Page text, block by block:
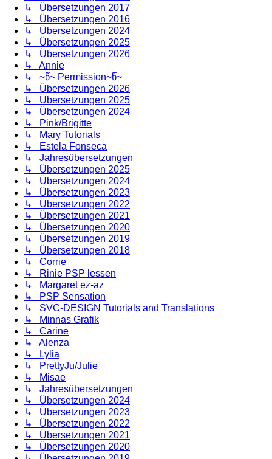
↳ Übersetzungen 2017
↳ Übersetzungen 2016
↳ Übersetzungen 2024
↳ Übersetzungen 2025
↳ Übersetzungen 2026
↳ Annie
↳ ~წ~ Permission~წ~
↳ Übersetzungen 2026
↳ Übersetzungen 2025
↳ Übersetzungen 2024
↳ Pink/Brigitte
↳ Mary Tutorials
↳ Estela Fonseca
↳ Jahresübersetzungen
↳ Übersetzungen 2025
↳ Übersetzungen 2024
↳ Übersetzungen 2023
↳ Übersetzungen 2022
↳ Übersetzungen 2021
↳ Übersetzungen 2020
↳ Übersetzungen 2019
↳ Übersetzungen 2018
↳ Corrie
↳ Rinie PSP lessen
↳ Margaret ez-az
↳ PSP Sensation
↳ SVC-DESIGN Tutorials and Translations
↳ Minnas Grafik
↳ Carine
↳ Alenza
↳ Lylia
↳ PrettyJu/Julie
↳ Misae
↳ Jahresübersetzungen
↳ Übersetzungen 2024
↳ Übersetzungen 2023
↳ Übersetzungen 2022
↳ Übersetzungen 2021
↳ Übersetzungen 2020